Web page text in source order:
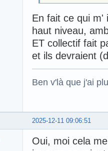
En fait ce qui m'
haut niveau,
ET collectif fait
et ils devraient
Ben v'là que j'ai
2025-12-11 09:06:51
Oui, moi cela